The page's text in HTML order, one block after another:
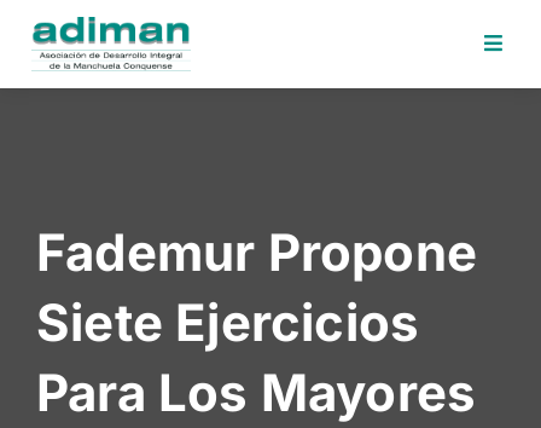
Desafios
Electrónica
Contratante
Fademur Propone
Siete Ejercicios
Para Los Mayores